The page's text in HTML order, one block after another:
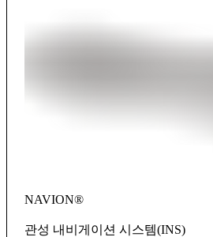
NAVION®
관성 내비게이션 시스템(INS)